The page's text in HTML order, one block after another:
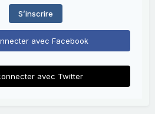
S’inscrire
avec Facebook
avec Twitter